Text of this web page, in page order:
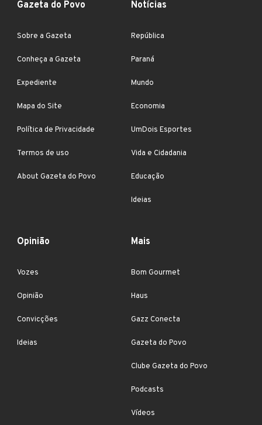
Gazeta do Povo
Sobre a Gazeta
Conheça a Gazeta
Expediente
Mapa do Site
Política de Privacidade
Termos de uso
About Gazeta do Povo
Notícias
República
Paraná
Mundo
Economia
UmDois Esportes
Vida e Cidadania
Educação
Ideias
Opinião
Vozes
Opinião
Convicções
Ideias
Mais
Bom Gourmet
Haus
Gazz Conecta
Gazeta do Povo
Clube Gazeta do Povo
Podcasts
Vídeos